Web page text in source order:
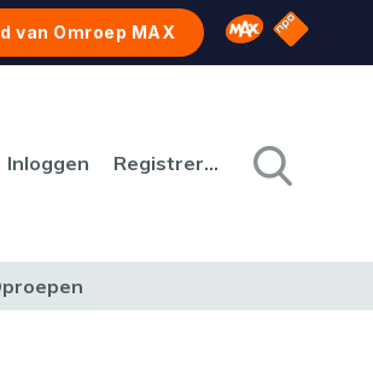
van Omroep MAX Omroep MAX
NPO
Inloggen Registreren